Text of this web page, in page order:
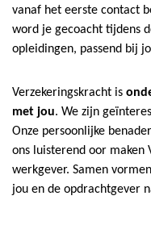
vanaf het eerste contact
word je gecoacht tijdens
opleidingen, passend bij
Verzekeringskracht is
met jou. We zijn
Onze persoonlijke
ons luisterend oor maken
werkgever. Samen
jou en de opdrachtgever